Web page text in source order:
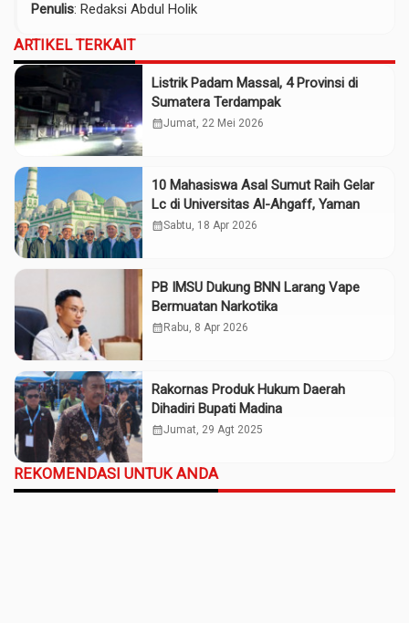
Penulis: Redaksi Abdul Holik
ARTIKEL TERKAIT
Listrik Padam Massal, 4 Provinsi di
Sumatera Terdampak
calendar_monthJumat, 22 Mei 2026
10 Mahasiswa Asal Sumut Raih Gelar
Lc di Universitas Al-Ahgaff, Yaman
calendar_monthSabtu, 18 Apr 2026
PB IMSU Dukung BNN Larang Vape
Bermuatan Narkotika
calendar_month Rabu, 8 Apr 2026
Rakornas Produk Hukum Daerah
Dihadiri Bupati Madina
calendar_monthJumat, 29 Agt 2025
REKOMENDASI UNTUK ANDA